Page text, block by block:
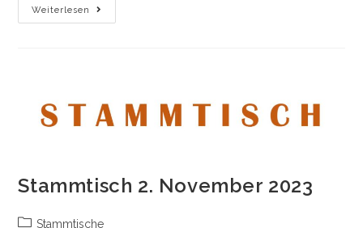
Weiterlesen Priesterehrenmal
Stammtisch 2. November 2023
Beitrags-
Stammtische